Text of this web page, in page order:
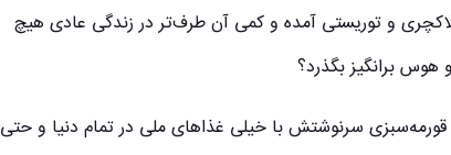
و توریستی آمده و کمی آن طرف‌تر در زندگی عادی هیچ
برانگیز بگذرد؟
قورمه‌سبزی سرنوشتش با خیلی غذاهای ملی در تمام دنیا و حتی